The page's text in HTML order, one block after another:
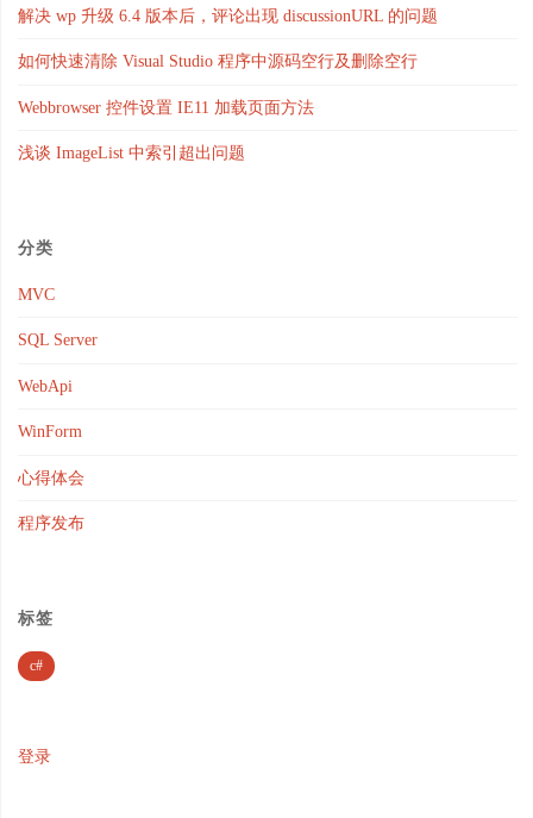
解决 wp 升级 6.4 版本后，评论出现 discussionURL 的问题
如何快速清除 Visual Studio 程序中源码空行及删除空行
Webbrowser 控件设置 IE11 加载页面方法
浅谈 ImageList 中索引超出问题
分类
MVC
SQL Server
WebApi
WinForm
心得体会
程序发布
标签
c#
登录